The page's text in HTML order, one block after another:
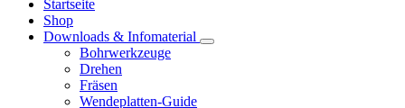
Startseite
Shop
Downloads & Infomaterial
Bohrwerkzeuge
Drehen
Fräsen
Wendeplatten-Guide